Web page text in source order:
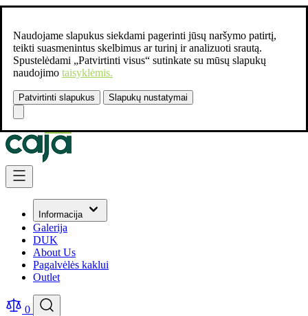
Naudojame slapukus siekdami pagerinti jūsų naršymo patirtį,
teikti suasmenintus skelbimus ar turinį ir analizuoti srautą.
Spustelėdami „Patvirtinti visus“ sutinkate su mūsų slapukų
naudojimo taisyklėmis.
Patvirtinti slapukus Slapukų nustatymai
Susisiekite:
Skip to Content
Informacija
Galerija
DUK
About Us
Pagalvėlės kaklui
Outlet
0